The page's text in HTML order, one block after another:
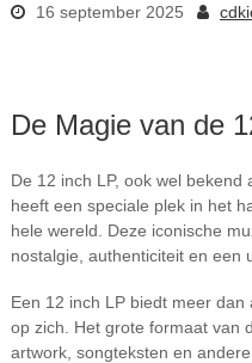
16 september 2025
De Magie van de
De 12 inch LP, ook wel bekend
heeft een speciale plek in het
hele wereld. Deze iconische
nostalgie, authenticiteit en een
Een 12 inch LP biedt meer
op zich. Het grote formaat van
artwork, songteksten en